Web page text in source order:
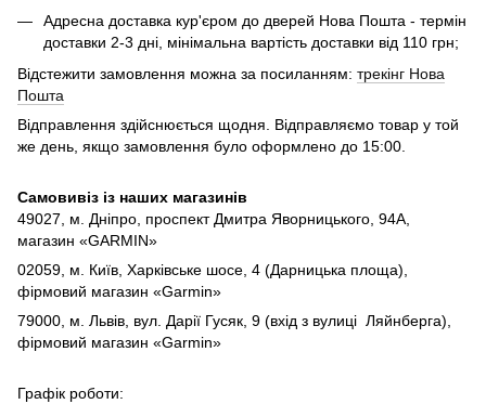
Адресна доставка кур'єром до дверей Нова Пошта - термін
доставки 2-3 дні, мінімальна вартість доставки від 110 грн;
Відстежити замовлення можна за посиланням: трекінг Нова
Пошта
Відправлення здійснюється щодня. Відправляємо товар у той
же день, якщо замовлення було оформлено до 15:00.
Самовивіз із наших магазинів
49027, м. Дніпро, проспект Дмитра Яворницького, 94А,
магазин «GARMIN»
02059, м. Київ, Харківське шосе, 4 (Дарницька площа),
фірмовий магазин «Garmin»
79000, м. Львів, вул. Дарії Гусяк, 9 (вхід з вулиці Ляйнберга),
фірмовий магазин «Garmin»
Графік роботи: